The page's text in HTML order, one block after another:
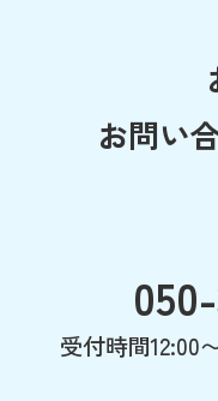
お問い
受付時間12:00